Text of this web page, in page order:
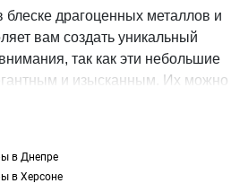
драгоценных металлов и
вам создать уникальный
так как эти небольшие
и изысканным. Их можно
украшениями.
фильтры поиска и функцию
идеально сочетаться
в Днепре
в Херсоне